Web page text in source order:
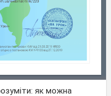
як можна